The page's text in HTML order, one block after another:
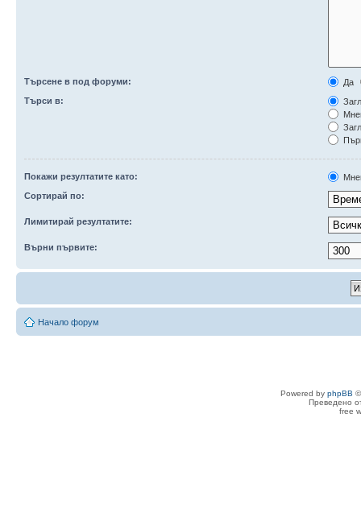
Търсене в под форуми:
Да
Търси в:
Покажи резултатите като:
Сортирай по:
Лимитирай резултатите:
Върни първите:
Начало форум
Powered by phpBB
Преведено
free